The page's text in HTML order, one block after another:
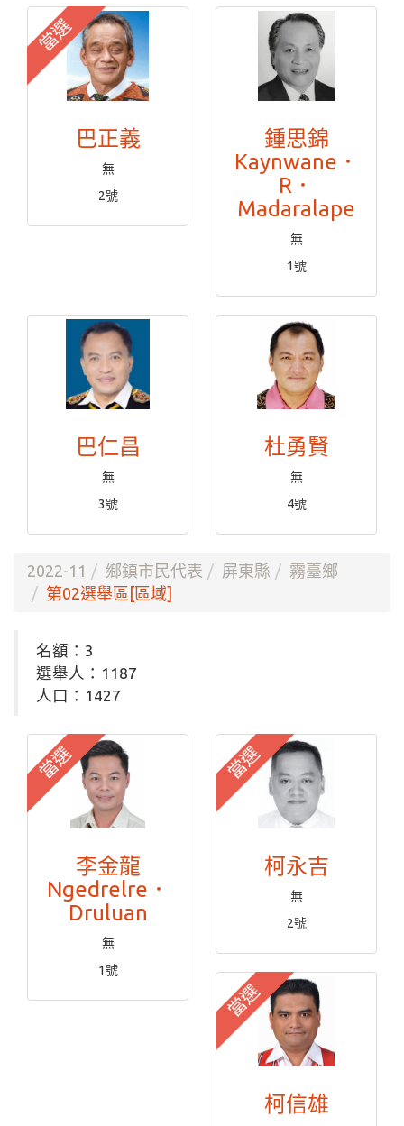
當選
巴正義
無
2號
鍾思錦
Kaynwane．
R．
Madaralape
無
1號
巴仁昌
無
3號
杜勇賢
無
4號
2022-11 鄉鎮市民代表 屏東縣
霧臺鄉
第02選舉區[區域]
名額：3
選舉人：1187
人口：1427
當選
李金龍
Ngedrelre．
Druluan
無
1號
當選
柯永吉
無
2號
當選
柯信雄